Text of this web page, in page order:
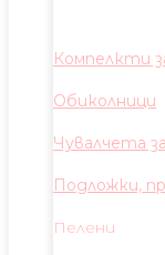
Компелкти
Обиколници
Чувалчета
Подложки,
Пелени